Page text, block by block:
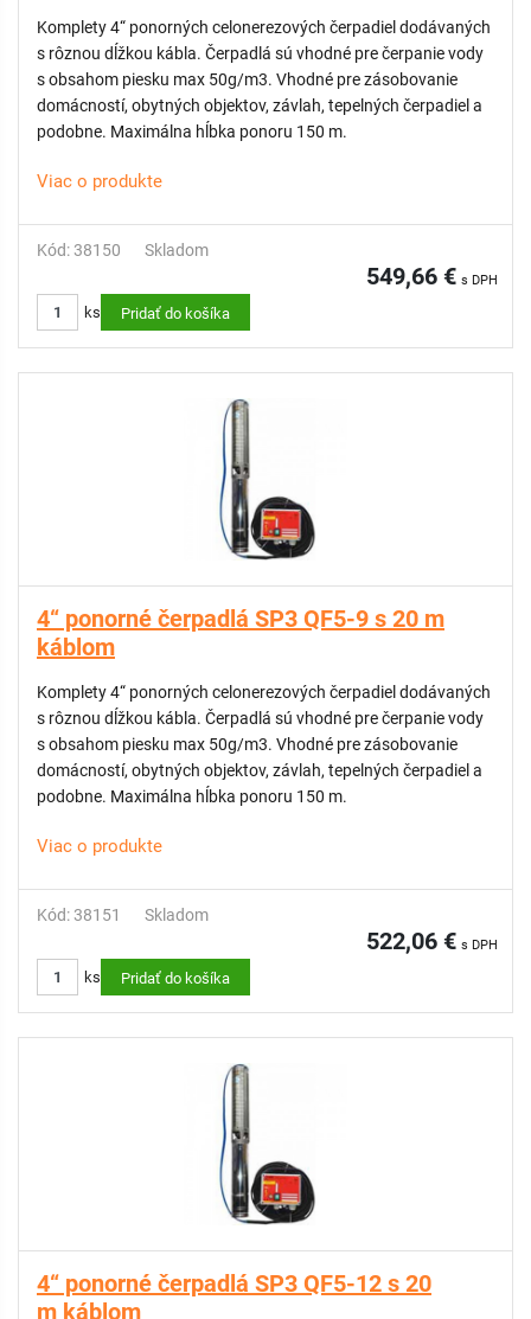
Komplety 4“ ponorných celonerezových čerpadiel dodávaných
s rôznou dĺžkou kábla. Čerpadlá sú vhodné pre čerpanie vody
s obsahom piesku max 50g/m3. Vhodné pre zásobovanie
domácností, obytných objektov, závlah, tepelných čerpadiel a
podobne. Maximálna hĺbka ponoru 150 m.
Viac o produkte
Kód: 38150 Skladom
549,66 € s DPH
ks Pridať do košíka
4“ ponorné čerpadlá SP3 QF5-9 s 20 m
káblom
Komplety 4“ ponorných celonerezových čerpadiel dodávaných
s rôznou dĺžkou kábla. Čerpadlá sú vhodné pre čerpanie vody
s obsahom piesku max 50g/m3. Vhodné pre zásobovanie
domácností, obytných objektov, závlah, tepelných čerpadiel a
podobne. Maximálna hĺbka ponoru 150 m.
Viac o produkte
Kód: 38151 Skladom
522,06 € s DPH
ks Pridať do košíka
4“ ponorné čerpadlá SP3 QF5-12 s 20
m káblom